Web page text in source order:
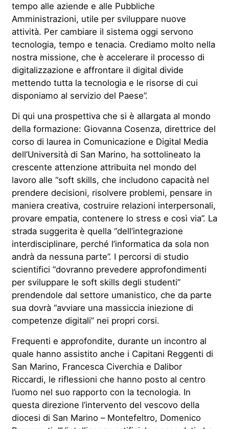
tempo alle aziende e alle Pubbliche
Amministrazioni, utile per sviluppare nuove
attività. Per cambiare il sistema oggi servono
tecnologia, tempo e tenacia. Crediamo molto nella
nostra missione, che è accelerare il processo di
digitalizzazione e affrontare il digital divide
mettendo tutta la tecnologia e le risorse di cui
disponiamo al servizio del Paese”.
Di qui una prospettiva che si è allargata al mondo
della formazione: Giovanna Cosenza, direttrice del
corso di laurea in Comunicazione e Digital Media
dell’Università di San Marino, ha sottolineato la
crescente attenzione attribuita nel mondo del
lavoro alle “soft skills, che includono capacità nel
prendere decisioni, risolvere problemi, pensare in
maniera creativa, costruire relazioni interpersonali,
provare empatia, contenere lo stress e così via”. La
strada suggerita è quella “dell’integrazione
interdisciplinare, perché l’informatica da sola non
andrà da nessuna parte”. I percorsi di studio
scientifici “dovranno prevedere approfondimenti
per sviluppare le soft skills degli studenti”
prendendole dal settore umanistico, che da parte
sua dovrà “avviare una massiccia iniezione di
competenze digitali” nei propri corsi.
Frequenti e approfondite, durante un incontro al
quale hanno assistito anche i Capitani Reggenti di
San Marino, Francesca Civerchia e Dalibor
Riccardi, le riflessioni che hanno posto al centro
l’uomo nel suo rapporto con la tecnologia. In
questa direzione l’intervento del vescovo della
diocesi di San Marino – Montefeltro, Domenico